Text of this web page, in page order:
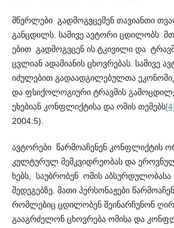
მწერლები გადმოგვცემენ თავიანთი
განცდილს. სამივე ავტორი ცდილობს
ებით გადმოგვცენ ის ტკივილი და
ცვლიან ადამიანის ცხოვრებას. სამივე
იძულებით გად­აა­დგილებულთა
და ფსიქო­ლო­გიური ტრავმის
ეხებიან კონფ­ლ­ი­ქტისა და ომის თემებს[4]
2004:5).
ავტორები წარმოაჩენენ კონფლიქტის
კულტურულ მემკვიდრეობას და
ხებს, საუბრობენ ომის
შედ­ე­გებზე. მათი პერსონაჟები
რომლებიც ცდ­ილობენ შეინარჩუნონ
გააგრძელონ ცხოვრება ომისა და